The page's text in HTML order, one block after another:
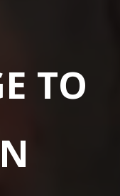
TO
ON